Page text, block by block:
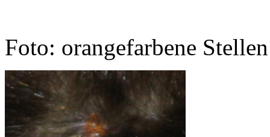
Foto: orangefarbene